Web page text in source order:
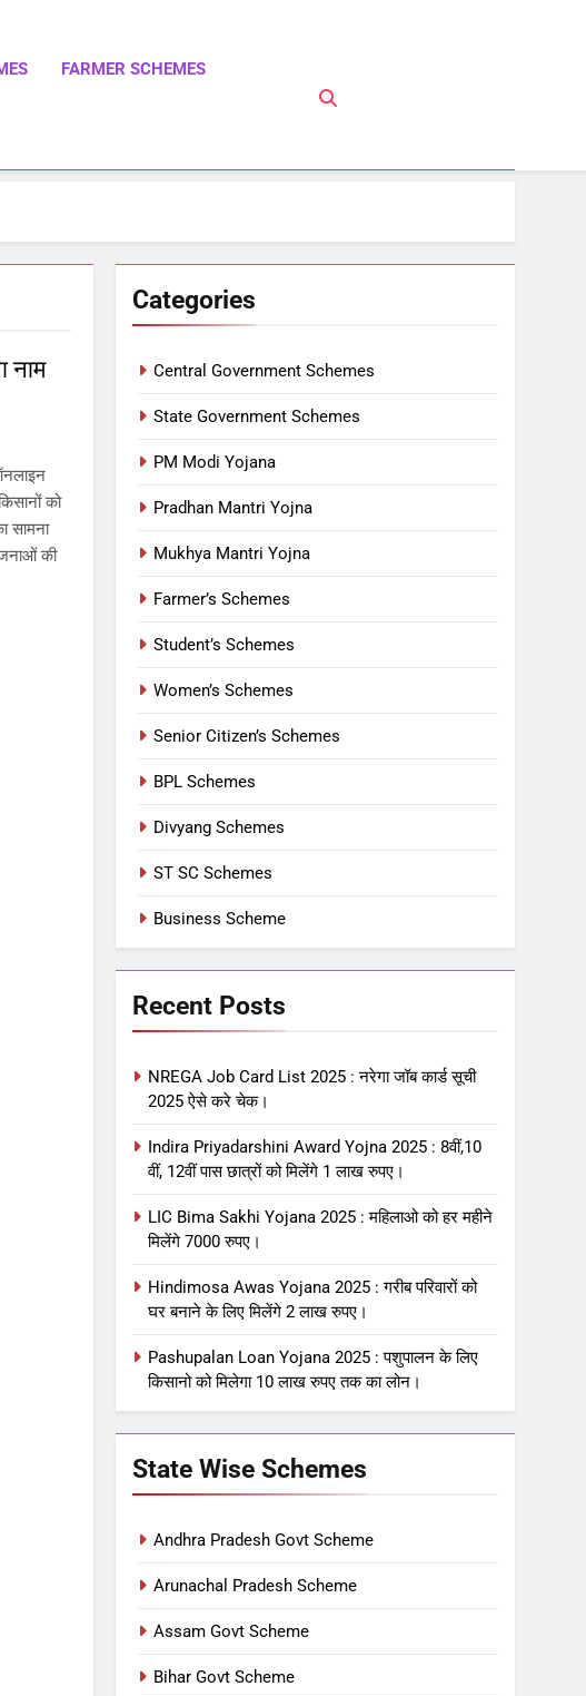
| PM Modi Yojna | Pradhanmantri Yojna | PM Modi
FARMER SCHEMES
नाम
को
सामना
की
Categories
Central Government Schemes
State Government Schemes
PM Modi Yojana
Pradhan Mantri Yojna
Mukhya Mantri Yojna
Farmer’s Schemes
Student’s Schemes
Women’s Schemes
Senior Citizen’s Schemes
BPL Schemes
Divyang Schemes
ST SC Schemes
Business Scheme
Recent Posts
NREGA Job Card List 2025 : नरेगा जॉब कार्ड सूची
2025 ऐसे करे चेक।
Indira Priyadarshini Award Yojna 2025 : 8वीं,10
वीं, 12वीं पास छात्रों को मिलेंगे 1 लाख रुपए।
LIC Bima Sakhi Yojana 2025 : महिलाओ को हर महीने
मिलेंगे 7000 रुपए।
Hindimosa Awas Yojana 2025 : गरीब परिवारों को
घर बनाने के लिए मिलेंगे 2 लाख रुपए।
Pashupalan Loan Yojana 2025 : पशुपालन के लिए
किसानो को मिलेगा 10 लाख रुपए तक का लोन।
State Wise Schemes
Andhra Pradesh Govt Scheme
Arunachal Pradesh Scheme
Assam Govt Scheme
Bihar Govt Scheme